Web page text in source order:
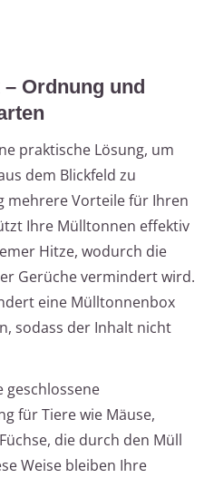
Ordnung und
praktische Lösung, um
dem Blickfeld zu
mehrere Vorteile für Ihren
Ihre Mülltonnen effektiv
Hitze, wodurch die
Gerüche vermindert wird.
eine Mülltonnenbox
sodass der Inhalt nicht
geschlossene
für Tiere wie Mäuse,
die durch den Müll
Weise bleiben Ihre